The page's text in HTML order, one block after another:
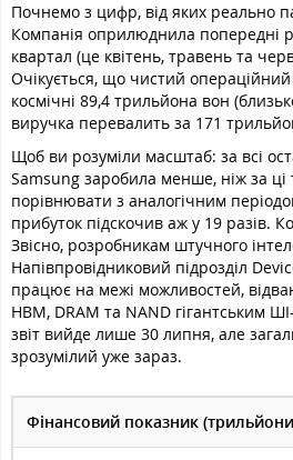
Почнемо з цифр, від яких реально
Компанія оприлюднила попередні
квартал (це квітень, травень та
Очікується, що чистий
космічні 89,4 трильйона вон
виручка перевалить за 171
Щоб ви розуміли масштаб: за всі
Samsung заробила менше, ніж за ці
порівнювати з аналогічним
прибуток підскочив аж у 19 разів.
Звісно, розробникам штучного
Напівпровідниковий підрозділ
працює на межі можливостей,
HBM, DRAM та NAND гігантським
звіт вийде лише 30 липня, але
зрозумілий уже зараз.
Фінансовий показник